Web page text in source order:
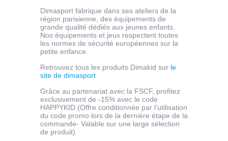
Dimasport fabrique dans ses ateliers de la
région parisienne, des équipements de
grande qualité dédiés aux jeunes enfants.
Nos équipements et jeux respectent toutes
les normes de sécurité européennes sur la
petite enfance.
Retrouvez tous les produits Dimakid sur le
site de dimasport
Grâce au partenariat avec la FSCF, profitez
exclusivement de -15% avec le code
HAPPYKID (Offre conditionnée par l’utilisation
du code promo lors de la dernière étape de la
commande- Valable sur une large sélection
de produit)